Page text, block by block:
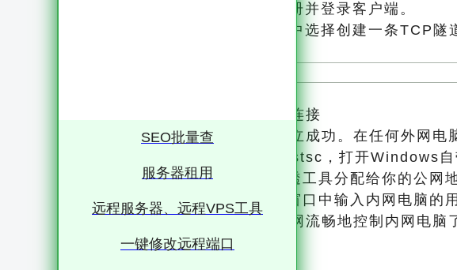
2.注册并登录：完成账号注册并登录客户端。
3.创建隧道：在客户端界面中选择创建一条TCP隧
二：在外网电脑上进行远程连接
现在，内网穿透隧道已经建立成功。在任何外网电
按下快捷键Win+R，输入mstsc，打开Windows自
在“计算机”栏中输入内网穿透工具分配给你的公网地
点击“连接”，在弹出的登录窗口中输入内网电脑的
连接成功！此时你已经从外网流畅地控制内网电脑
网内几乎没有差别。
SEO批量查
服务器租用
远程服务器、远程VPS工具
一键修改远程端口